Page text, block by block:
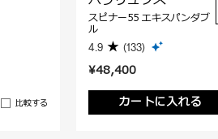
比較する
¥48,400
カートに入れる
スピナー55 エキスパンダブ
ル
4.9 (133)